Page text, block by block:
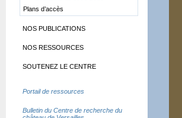
Plans d’accès
NOS PUBLICATIONS
NOS RESSOURCES
SOUTENEZ LE CENTRE
Portail de ressources
Bulletin du Centre de recherche du